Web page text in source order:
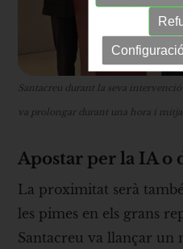
Santacreu durant la seva
va prolongar durant una hora i mitja
Apostar per la IA o
La proximitat serà
les pimes en els grans
Santacreu va llançar un